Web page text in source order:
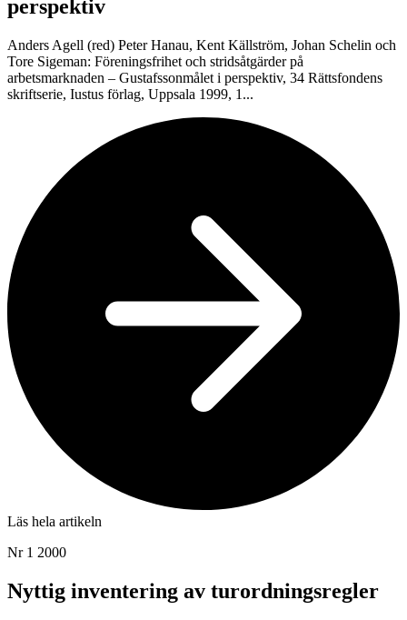
perspektiv
Anders Agell (red) Peter Hanau, Kent Källström, Johan Schelin och
Tore Sigeman: Föreningsfrihet och stridsåtgärder på
arbetsmarknaden – Gustafssonmålet i perspektiv, 34 Rättsfondens
skriftserie, Iustus förlag, Uppsala 1999, 1...
Läs hela artikeln
Nr 1 2000
Nyttig inventering av turordningsregler